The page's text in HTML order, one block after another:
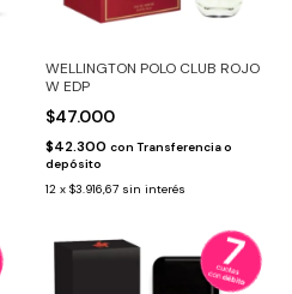
WELLINGTON POLO CLUB ROJO
W EDP
$47.000
$42.300 con Transferencia o
depósito
12 x $3.916,67 sin interés